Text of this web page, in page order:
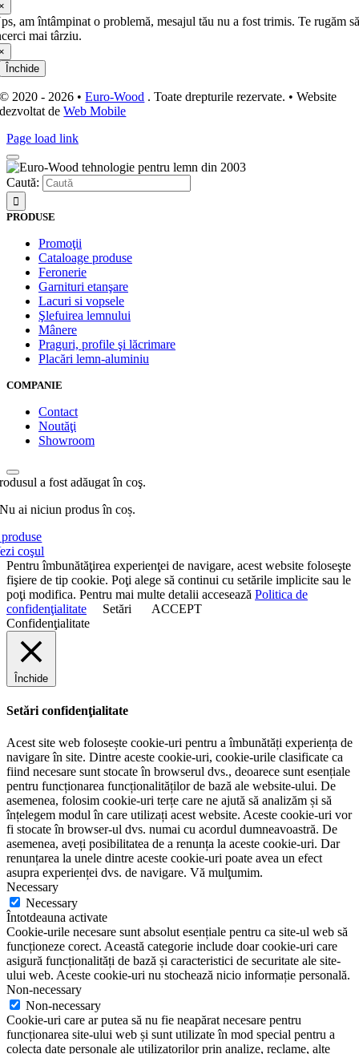
am întâmpinat o problemă, mesajul tău nu a fost trimis. Te rugăm
mai târziu.
Închide
© 2020 - 2026 •Euro-Wood . Toate drepturile rezervate. • Website
dezvoltat deWeb Mobile
Page load link
Caută:
PRODUSE
Promoţii
Cataloage produse
Feronerie
Garnituri etanşare
Lacuri si vopsele
Şlefuirea lemnului
Mânere
Praguri, profile şi lăcrimare
Placări lemn-aluminiu
COMPANIE
Contact
Noutăţi
Showroom
a fost adăugat în coş.
Nu ai niciun produs în coș.
coşul
Pentru îmbunătăţirea experienţei de navigare, acest website foloseşte
fişiere de tip cookie. Poţi alege să continui cu setările implicite sau le
poţi modifica. Pentru mai multe detalii accesează Politica de
confidenţialitate
Setări
ACCEPT
Confidenţialitate
Închide
Setări confidenţialitate
Acest site web folosește cookie-uri pentru a îmbunătăți experiența de
navigare în site. Dintre aceste cookie-uri, cookie-urile clasificate ca
fiind necesare sunt stocate în browserul dvs., deoarece sunt esențiale
pentru funcționarea funcționalităților de bază ale website-ului. De
asemenea, folosim cookie-uri terțe care ne ajută să analizăm și să
înțelegem modul în care utilizați acest website. Aceste cookie-uri vor
fi stocate în browser-ul dvs. numai cu acordul dumneavoastră. De
asemenea, aveți posibilitatea de a renunța la aceste cookie-uri. Dar
renunțarea la unele dintre aceste cookie-uri poate avea un efect
asupra experienței dvs. de navigare. Vă mulţumim.
Necessary
Necessary
Întotdeauna activate
Cookie-urile necesare sunt absolut esențiale pentru ca site-ul web să
funcționeze corect. Această categorie include doar cookie-uri care
asigură funcționalități de bază și caracteristici de securitate ale site-
ului web. Aceste cookie-uri nu stochează nicio informație personală.
Non-necessary
Non-necessary
Cookie-uri care ar putea să nu fie neapărat necesare pentru
funcționarea site-ului web și sunt utilizate în mod special pentru a
colecta date personale ale utilizatorilor prin analize, reclame, alte